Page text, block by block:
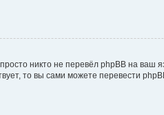
никто не перевёл phpBB на ваш
то вы сами можете перевести